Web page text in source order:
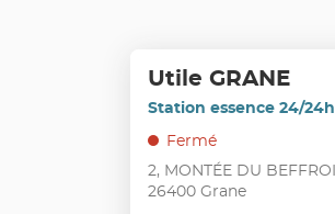
sur
touche
pour
Point
de
:
Utile GRANE
Station essence 24/24h
Fermé
2, MONTÉE DU BEFFROI
26400 Grane